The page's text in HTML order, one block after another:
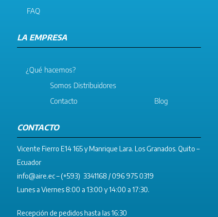
FAQ
LA EMPRESA
¿Qué hacemos?
Somos Distribuidores
Contacto
Blog
CONTACTO
Vicente Fierro E14 165 y Manrique Lara. Los Granados. Quito –
Ecuador
info@aire.ec– (+593) 3341168 / 096 975 0319
Lunes a Viernes 8:00 a 13:00 y 14:00 a 17:30.
Recepción de pedidos hasta las 16:30